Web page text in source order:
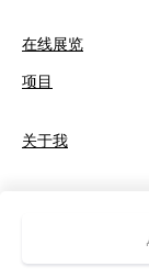
在线展览
项目
关于我